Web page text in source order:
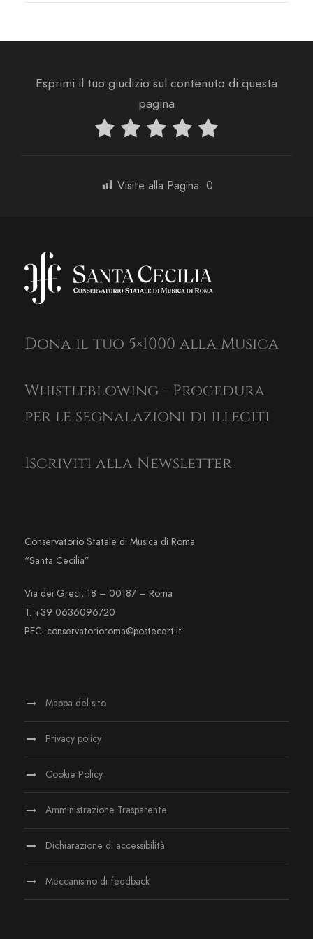
Esprimi il tuo giudizio sul contenuto di questa
pagina
Visite alla Pagina: 0
Dona il tuo 5×1000 alla Musica
Whistleblowing - Procedura
per le segnalazioni di illeciti
Iscriviti alla Newsletter
Conservatorio Statale di Musica di Roma
“Santa Cecilia”
Via dei Greci, 18 – 00187 – Roma
T. +39 0636096720
PEC: conservatorioroma@postecert.it
Mappa del sito
Privacy policy
Cookie Policy
Amministrazione Trasparente
Dichiarazione di accessibilità
Meccanismo di feedback